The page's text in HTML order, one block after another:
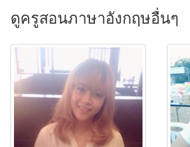
ดูครูสอนภาษาอังกฤษอื่นๆ